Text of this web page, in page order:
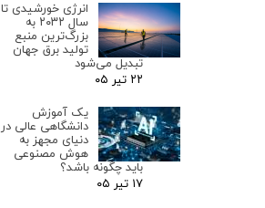
انرژی خورشیدی تا
سال ۲۰۳۲ به
بزرگ‌ترین منبع
تولید برق جهان
تبدیل می‌شود
۲۲ تیر ۰۵
یک آموزش
دانشگاهی عالی در
دنیای مجهز به
هوش مصنوعی
باید چگونه باشد؟
۱۷ تیر ۰۵